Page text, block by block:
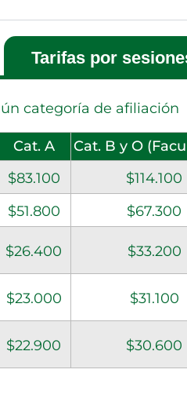
Tarifas por
categoría de afiliación
Cat. A Cat. B y O
$83.100 $114.100
$51.800 $67.300
$26.400 $33.200
$23.000 $31.100
$22.900 $30.600